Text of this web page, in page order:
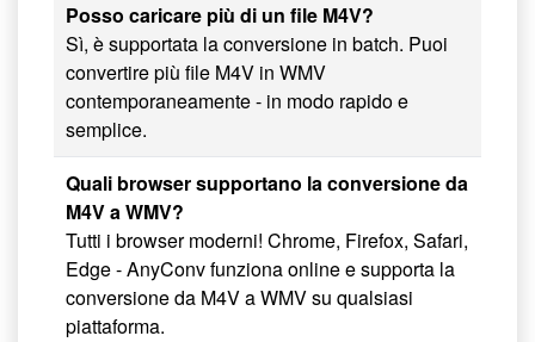
Posso caricare più di un file M4V?
Sì, è supportata la conversione in batch. Puoi
convertire più file M4V in WMV
contemporaneamente - in modo rapido e
semplice.
Quali browser supportano la conversione da
M4V a WMV?
Tutti i browser moderni! Chrome, Firefox, Safari,
Edge - AnyConv funziona online e supporta la
conversione da M4V a WMV su qualsiasi
piattaforma.